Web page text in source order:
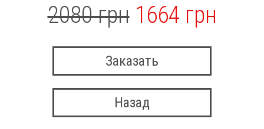
2080 грн 1664 грн
Заказать
Назад